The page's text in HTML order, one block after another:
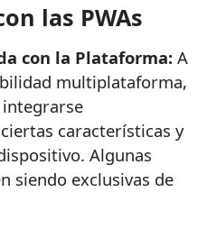
las PWAs
con la Plataforma: A
multiplataforma,
integrarse
características y
Algunas
siendo exclusivas de